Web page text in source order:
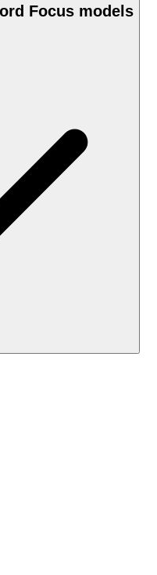
Focus models